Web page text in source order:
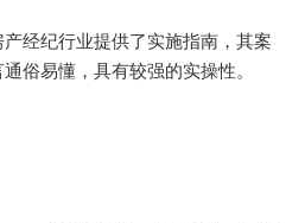
经纪行业提供了实施指南，其案
俗易懂，具有较强的实操性。